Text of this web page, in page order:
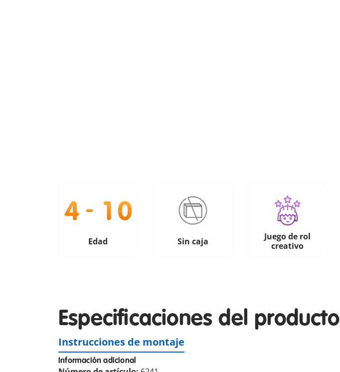
Edad Sin caja
Juego de rol
creativo
Especificaciones del producto
Instrucciones de montaje
Información adicional